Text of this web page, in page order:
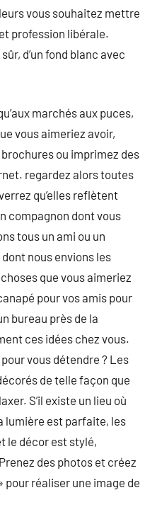
vous souhaitez mettre
profession libérale.
d’un fond blanc avec
marchés aux puces,
vous aimeriez avoir,
ou imprimez des
regardez alors toutes
qu’elles reflètent
compagnon dont vous
tous un ami ou un
nous envions les
que vous aimeriez
pour vos amis pour
bureau près de la
ces idées chez vous.
vous détendre ? Les
de telle façon que
S’il existe un lieu où
lumière est parfaite, les
le décor est stylé,
des photos et créez
pour réaliser une image de